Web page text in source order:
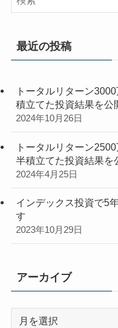
最近の投稿
トータルリターン
積立てた投資結果を公
2024年10月26日
トータルリターン
半積立てた投資結果を
2024年4月25日
インデックス投資で5
す
2023年10月29日
アーカイブ